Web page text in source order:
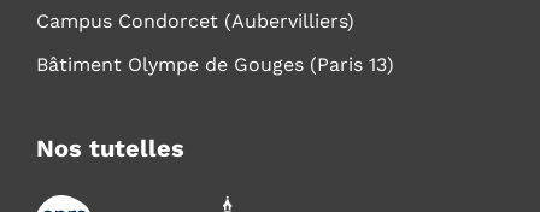
Campus Condorcet (Aubervilliers)
Bâtiment Olympe de Gouges (Paris 13)
Nos tutelles